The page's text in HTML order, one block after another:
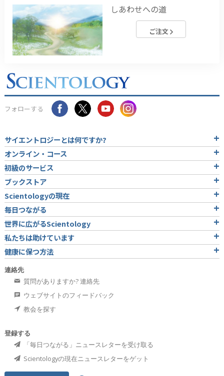
しあわせへの道
ご注文
フォローする
サイエントロジーとは何ですか?
オンライン・コース
初級のサービス
ブックストア
Scientologyの現在
毎日つながる
世界に広がるScientology
私たちは助けています
健康に保つ方法
連絡先
質問がありますか? 連絡先
ウェブサイトのフィードバック
教会を探す
登録する
「毎日つながる」ニュースレターを受け取る
Scientologyの現在ニュースレターをゲット